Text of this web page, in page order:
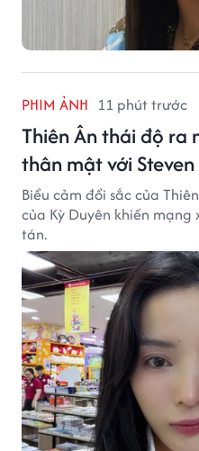
PHIM ẢNH 11 phút trước
Thiên Ân thái độ ra
thân mật với
Biểu cảm đổi sắc của
của Kỳ Duyên khiến
tán.